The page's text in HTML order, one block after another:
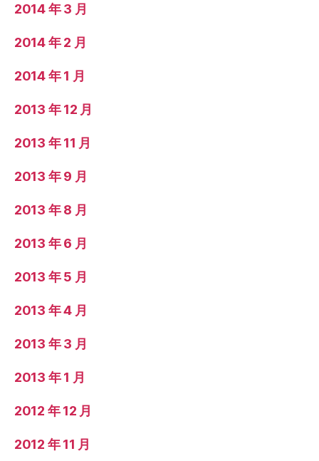
2014 年 3 月
2014 年 2 月
2014 年 1 月
2013 年 12 月
2013 年 11 月
2013 年 9 月
2013 年 8 月
2013 年 6 月
2013 年 5 月
2013 年 4 月
2013 年 3 月
2013 年 1 月
2012 年 12 月
2012 年 11 月